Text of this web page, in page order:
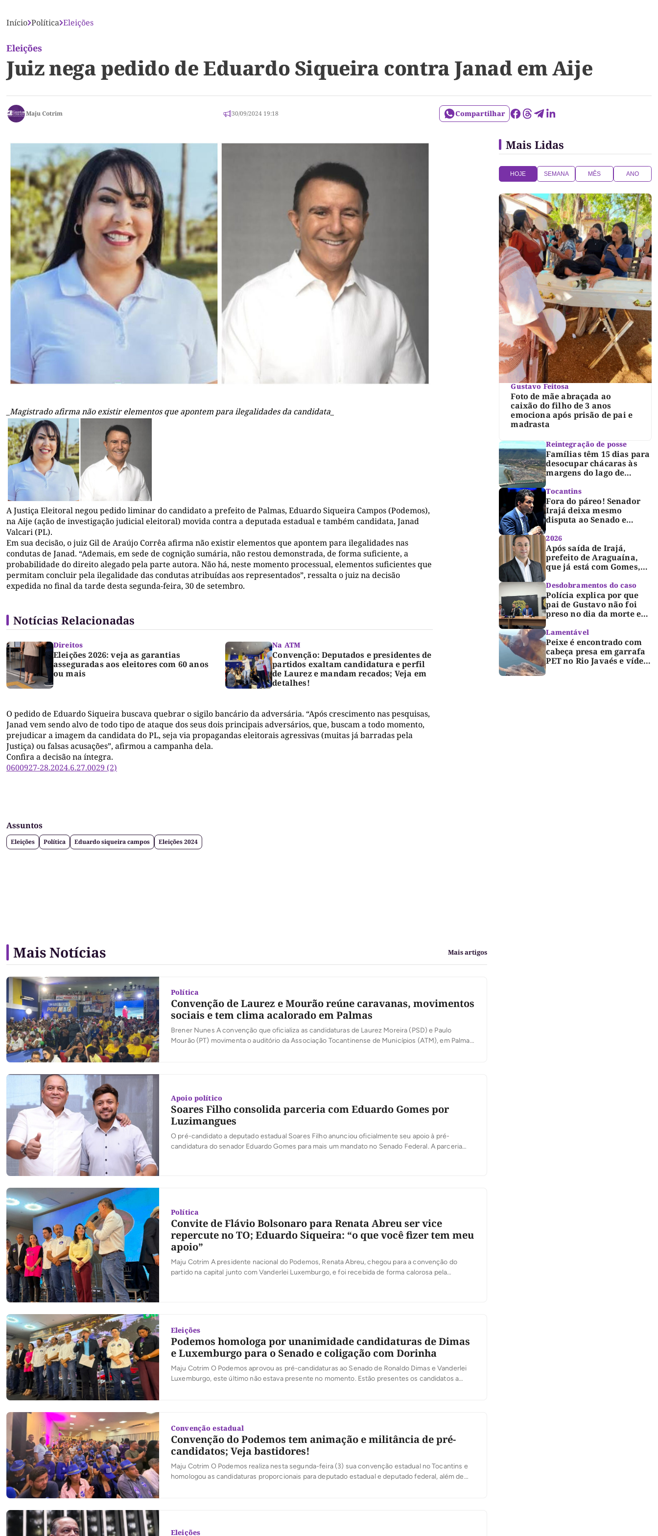
Início Política Eleições
Eleições
Juiz nega pedido de Eduardo Siqueira contra Janad em Aije
Maju Cotrim 30/09/2024 19:18 Compartilhar
_Magistrado afirma não existir elementos que apontem para ilegalidades da candidata_
A Justiça Eleitoral negou pedido liminar do candidato a prefeito de Palmas, Eduardo Siqueira Campos (Podemos),
na Aije (ação de investigação judicial eleitoral) movida contra a deputada estadual e também candidata, Janad
Valcari (PL).
Em sua decisão, o juiz Gil de Araújo Corrêa afirma não existir elementos que apontem para ilegalidades nas
condutas de Janad. “Ademais, em sede de cognição sumária, não restou demonstrada, de forma suficiente, a
probabilidade do direito alegado pela parte autora. Não há, neste momento processual, elementos suficientes que
permitam concluir pela ilegalidade das condutas atribuídas aos representados”, ressalta o juiz na decisão
expedida no final da tarde desta segunda-feira, 30 de setembro.
Notícias Relacionadas
Direitos
Eleições 2026: veja as garantias
asseguradas aos eleitores com 60 anos
ou mais
Na ATM
Convenção: Deputados e presidentes de
partidos exaltam candidatura e perfil
de Laurez e mandam recados; Veja em
detalhes!
O pedido de Eduardo Siqueira buscava quebrar o sigilo bancário da adversária. “Após crescimento nas pesquisas,
Janad vem sendo alvo de todo tipo de ataque dos seus dois principais adversários, que, buscam a todo momento,
prejudicar a imagem da candidata do PL, seja via propagandas eleitorais agressivas (muitas já barradas pela
Justiça) ou falsas acusações”, afirmou a campanha dela.
Confira a decisão na íntegra.
0600927-28.2024.6.27.0029 (2)
Assuntos
Eleições Política Eduardo siqueira campos Eleições 2024
Mais Lidas
HOJE SEMANA MÊS ANO
Gustavo Feitosa
Foto de mãe abraçada ao
caixão do filho de 3 anos
emociona após prisão de pai e
madrasta
Reintegração de posse
Famílias têm 15 dias para
desocupar chácaras às
margens do lago de
Justiça
Tocantins
Fora do páreo! Senador
Irajá deixa mesmo
disputa ao Senado e
processo de cabeça
erguida, com gratidão e
respeito”
2026
Após saída de Irajá,
prefeito de Araguaína,
que já está com Gomes,
campanha de Dimas e
fará anúncio oficial
Desdobramentos do caso
Polícia explica por que
pai de Gustavo não foi
preso no dia da morte e
investigação
Lamentável
Peixe é encontrado com
cabeça presa em garrafa
PET no Rio Javaés e vídeo
Mais Notícias Mais artigos
Política
Convenção de Laurez e Mourão reúne caravanas, movimentos
sociais e tem clima acalorado em Palmas
Brener Nunes A convenção que oficializa as candidaturas de Laurez Moreira (PSD) e Paulo
Mourão (PT) movimenta o auditório da Associação Tocantinense de Municípios (ATM), em Palmas,
Apoio político
Soares Filho consolida parceria com Eduardo Gomes por
Luzimangues
O pré-candidato a deputado estadual Soares Filho anunciou oficialmente seu apoio à pré-
candidatura do senador Eduardo Gomes para mais um mandato no Senado Federal. A parceria
Política
Convite de Flávio Bolsonaro para Renata Abreu ser vice
repercute no TO; Eduardo Siqueira: “o que você fizer tem meu
apoio”
Maju Cotrim A presidente nacional do Podemos, Renata Abreu, chegou para a convenção do
partido na capital junto com Vanderlei Luxemburgo, e foi recebida de forma calorosa pela
Eleições
Podemos homologa por unanimidade candidaturas de Dimas
e Luxemburgo para o Senado e coligação com Dorinha
Maju Cotrim O Podemos aprovou as pré-candidaturas ao Senado de Ronaldo Dimas e Vanderlei
Luxemburgo, este último não estava presente no momento. Estão presentes os candidatos a
Convenção estadual
Convenção do Podemos tem animação e militância de pré-
candidatos; Veja bastidores!
Maju Cotrim O Podemos realiza nesta segunda-feira (3) sua convenção estadual no Tocantins e
homologou as candidaturas proporcionais para deputado estadual e deputado federal, além de
Eleições